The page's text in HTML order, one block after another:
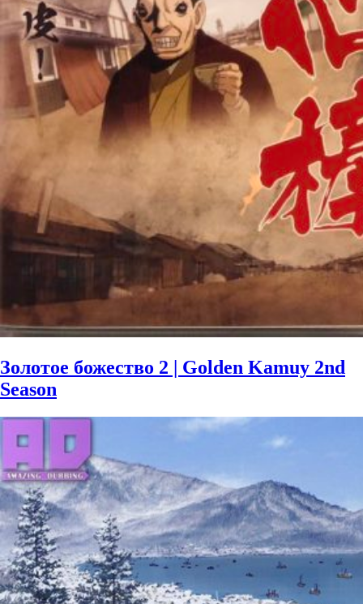
Золотое божество 2 | Golden Kamuy 2nd
Season